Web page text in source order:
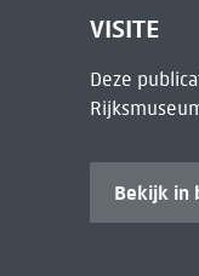
VISITE
Deze
Bekijk in